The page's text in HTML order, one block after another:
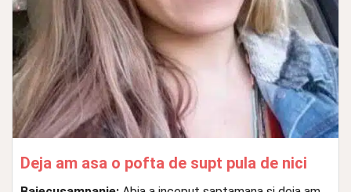
Deja am asa o pofta de supt pula de nici